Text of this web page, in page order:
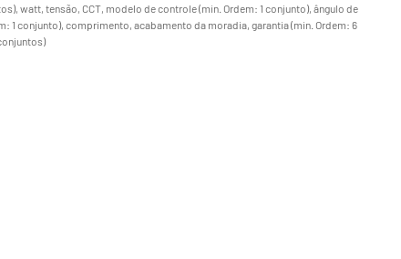
watt, tensão, CCT, modelo de controle (min. Ordem: 1 conjunto), ângulo de
1 conjunto), comprimento, acabamento da moradia, garantia (min. Ordem: 6